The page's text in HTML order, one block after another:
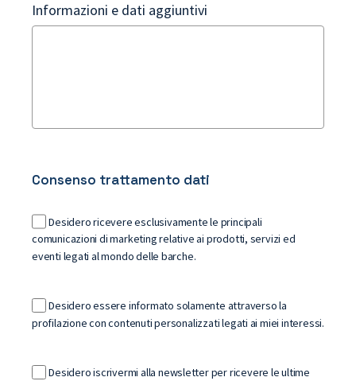
Informazioni e dati aggiuntivi
Consenso trattamento dati
Desidero ricevere esclusivamente le principali
comunicazioni di marketing relative ai prodotti, servizi ed
eventi legati al mondo delle barche.
Desidero essere informato solamente attraverso la
profilazione con contenuti personalizzati legati ai miei interessi.
Desidero iscrivermi alla newsletter per ricevere le ultime